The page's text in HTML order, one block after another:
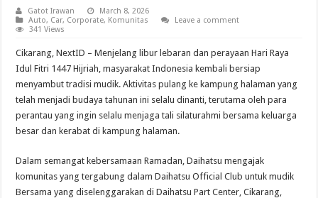
Gatot Irawan
March 8, 2026
Auto, Car, Corporate, Komunitas
Leave a comment
341 Views
Cikarang, NextID – Menjelang libur lebaran dan perayaan Hari Raya
Idul Fitri 1447 Hijriah, masyarakat Indonesia kembali bersiap
menyambut tradisi mudik. Aktivitas pulang ke kampung halaman yang
telah menjadi budaya tahunan ini selalu dinanti, terutama oleh para
perantau yang ingin selalu menjaga tali silaturahmi bersama keluarga
besar dan kerabat di kampung halaman.
Dalam semangat kebersamaan Ramadan, Daihatsu mengajak
komunitas yang tergabung dalam Daihatsu Official Club untuk mudik
Bersama yang diselenggarakan di Daihatsu Part Center, Cikarang,